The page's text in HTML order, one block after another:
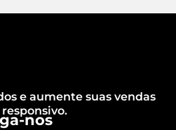
e aumente suas vendas
nos